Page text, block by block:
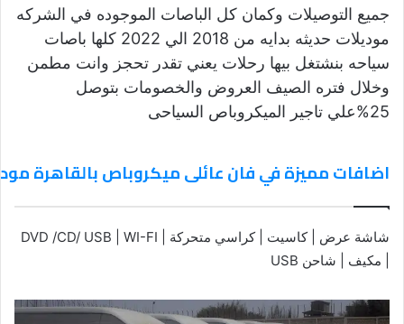
جميع التوصيلات وكمان كل الباصات الموجوده في الشركه
موديلات حديثه بدايه من 2018 الي 2022 كلها باصات
سياحه بنشتغل بيها رحلات يعني تقدر تحجز وانت مطمن
وخلال فتره الصيف العروض والخصومات بتوصل
25%علي تاجير الميكروباص السياحى
اضافات مميزة في فان عائلى ميكروباص بالقاهرة موديل 2022
شاشة عرض | كاسيت | كراسي متحركة | DVD /CD/ USB | WI-FI
| مكيف | شاحن USB